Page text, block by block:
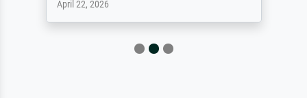
April 22, 2026